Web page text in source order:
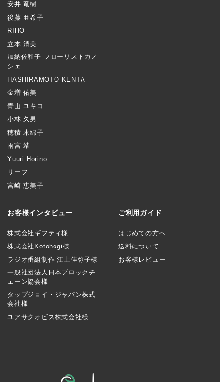
安井 竜樹
後藤 亜希子
RIHO
立本 清美
加納佐和子 フローリストカノ
シェ
HASHIRAMOTO KENTA
金増 佑美
青山 ユキコ
小林 久男
穂積 木綿子
雨宮 靖
Yuuri Horino
リーフ
宮崎 恵美子
お客様インタビュー
株式会社ギフティ様
株式会社Kotohogi様
ラジオ番組制作 江上佳弥子様
一般社団法人日本ブロックチ
ェーン協会様
タップジョイ・ジャパン株式
会社様
ユアサクオビス株式会社様
ご利用ガイド
はじめての方へ
送料について
お客様レビュー